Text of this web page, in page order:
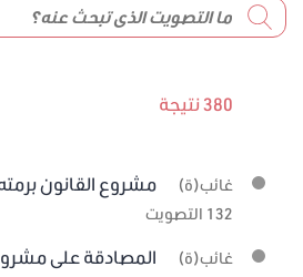
380 نتيجة
غائب(ة) مشروع القانون
132 التصويت
غائب(ة)
المصادقة على